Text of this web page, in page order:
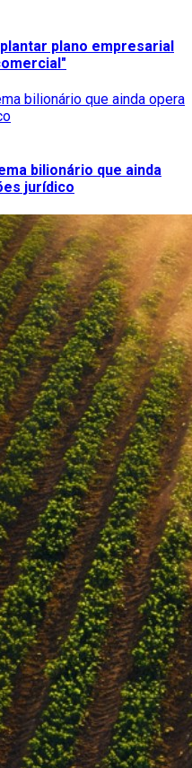
plano empresarial
bilionário que ainda
jurídico